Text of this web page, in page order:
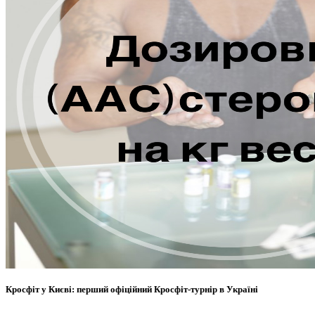
Кросфіт у Києві: перший офіційний Кросфіт-турнір в Україні